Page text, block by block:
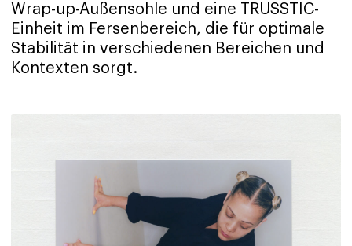
Wrap-up-Außensohle und eine TRUSSTIC-
Einheit im Fersenbereich, die für optimale
Stabilität in verschiedenen Bereichen und
Kontexten sorgt.